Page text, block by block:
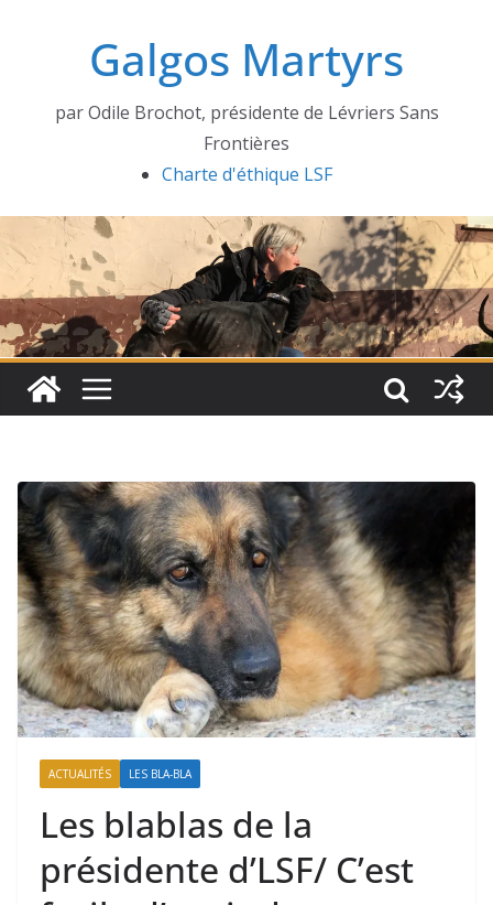
Galgos Martyrs
par Odile Brochot, présidente de Lévriers Sans
Frontières
Charte d'éthique LSF
ACTUALITÉS LES BLA-BLA
Les blablas de la
présidente d’LSF/ C’est